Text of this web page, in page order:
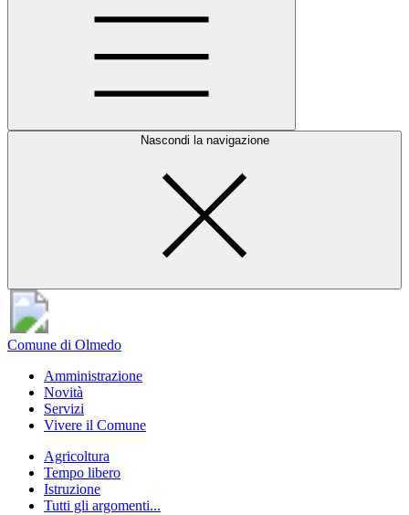
Nascondi la navigazione
Comune di Olmedo
Amministrazione
Novità
Servizi
Vivere il Comune
Agricoltura
Tempo libero
Istruzione
Tutti gli argomenti...